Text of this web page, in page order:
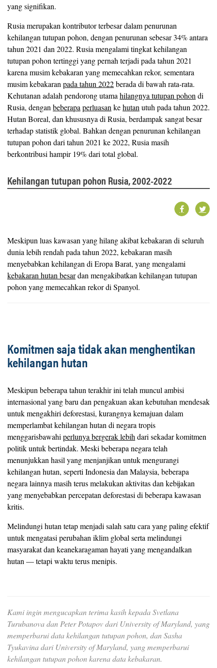
yang signifikan.
Rusia merupakan kontributor terbesar dalam penurunan
kehilangan tutupan pohon, dengan penurunan sebesar 34% antara
tahun 2021 dan 2022. Rusia mengalami tingkat kehilangan
tutupan pohon tertinggi yang pernah terjadi pada tahun 2021
karena musim kebakaran yang memecahkan rekor, sementara
musim kebakaran pada tahun 2022berada di bawah rata-rata.
Kehutanan adalah pendorong utama hilangnya tutupan pohon di
Rusia, dengan beberapa perluasan kehutan utuh pada tahun 2022.
Hutan Boreal, dan khususnya di Rusia, berdampak sangat besar
terhadap statistik global. Bahkan dengan penurunan kehilangan
tutupan pohon dari tahun 2021 ke 2022, Rusia masih
berkontribusi hampir 19% dari total global.
Kehilangan tutupan pohon Rusia, 2002-2022
Meskipun luas kawasan yang hilang akibat kebakaran di seluruh
dunia lebih rendah pada tahun 2022, kebakaran masih
menyebabkan kehilangan di Eropa Barat, yang mengalami
kebakaran hutan besardan mengakibatkan kehilangan tutupan
pohon yang memecahkan rekor di Spanyol.
Komitmen saja tidak akan menghentikan
kehilangan hutan
Meskipun beberapa tahun terakhir ini telah muncul ambisi
internasional yang baru dan pengakuan akan kebutuhan mendesak
untuk mengakhiri deforestasi, kurangnya kemajuan dalam
memperlambat kehilangan hutan di negara tropis
menggarisbawahi perlunya bergerak lebih dari sekadar komitmen
politik untuk bertindak. Meski beberapa negara telah
menunjukkan hasil yang menjanjikan untuk mengurangi
kehilangan hutan, seperti Indonesia dan Malaysia, beberapa
negara lainnya masih terus melakukan aktivitas dan kebijakan
yang menyebabkan percepatan deforestasi di beberapa kawasan
kritis.
Melindungi hutan tetap menjadi salah satu cara yang paling efektif
untuk mengatasi perubahan iklim global serta melindungi
masyarakat dan keanekaragaman hayati yang mengandalkan
hutan — tetapi waktu terus menipis.
Kami ingin mengucapkan terima kasih kepada Svetlana
Turubanova dan Peter Potapov dari University of Maryland, yang
memperbarui data kehilangan tutupan pohon, dan Sasha
Tyukavina dari University of Maryland, yang memperbarui
kehilangan tutupan pohon karena data kebakaran.